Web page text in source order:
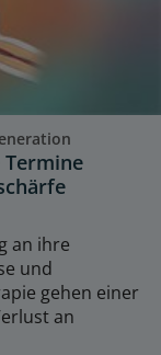
Termine
an ihre
und
gehen einer
an